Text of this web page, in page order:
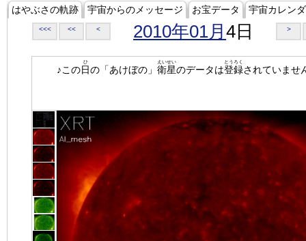
はやぶさの軌跡 宇宙からのメッセージ お宝データ 宇宙カレン
<<< << < 2010年01月 4日 >
♪この日
ひ
の「あけぼの」 衛星
えいせい
のデータは登録
とうろく
されていませ